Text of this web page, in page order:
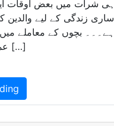
شرات میں بعض اوقات
زندگی کے لیے والدین
ہے۔۔۔ بچوں کے معاملے میں
عمل کیا جائےتو گھر […]